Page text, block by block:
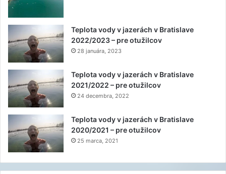
Teplota vody v jazerách v Bratislave
2022/2023 – pre otužilcov
28 januára, 2023
Teplota vody v jazerách v Bratislave
2021/2022 – pre otužilcov
24 decembra, 2022
Teplota vody v jazerách v Bratislave
2020/2021 – pre otužilcov
25 marca, 2021